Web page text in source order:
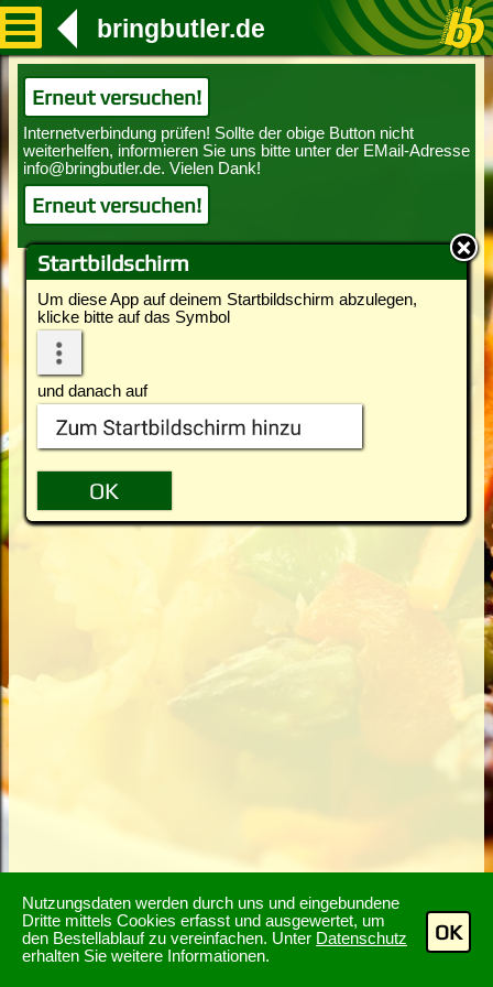
Nutzungsdaten werden durch uns und eingebundene
Dritte mittels Cookies erfasst und ausgewertet, um
den Bestellablauf zu vereinfachen. Unter Datenschutz
erhalten Sie weitere Informationen.
OK
Startbildschirm
Um diese App auf deinem Startbildschirm abzulegen,
klicke bitte auf das Symbol
und danach auf
bringbutler.de
Erneut versuchen!
Erneut versuchen!